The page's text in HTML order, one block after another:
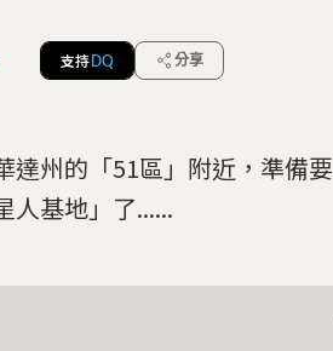
支持 DQ 分享
達州的「51區」附近，準備要
人基地」了......